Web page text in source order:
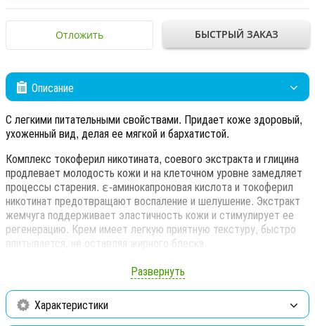
Отложить БЫСТРЫЙ ЗАКАЗ
Описание
С легкими питательными свойствами. Придает коже здоровый,
ухоженный вид, делая ее мягкой и бархатистой.
Комплекс токоферил никотината, соевого экстракта и глицина
продлевает молодость кожи и на клеточном уровне замедляет
процессы старения. ε-аминокапроновая кислота и токоферил
никотинат предотвращают воспаление и шелушение. Экстракт
жемчуга поддерживает эластичность кожи и стимулирует ее
регенерацию. Крем имеет легкую приятную текстуру, быстро
впитывается, не оставляя жирного блеска.
хиноктиол, ε-аминокапроновая
кислота, экстракт жемчуга, токоферил никотинат, соевый
экстракт, глицин.
Показания к применению:рекомендуется для молодой сухой,
Развернуть
Характеристики